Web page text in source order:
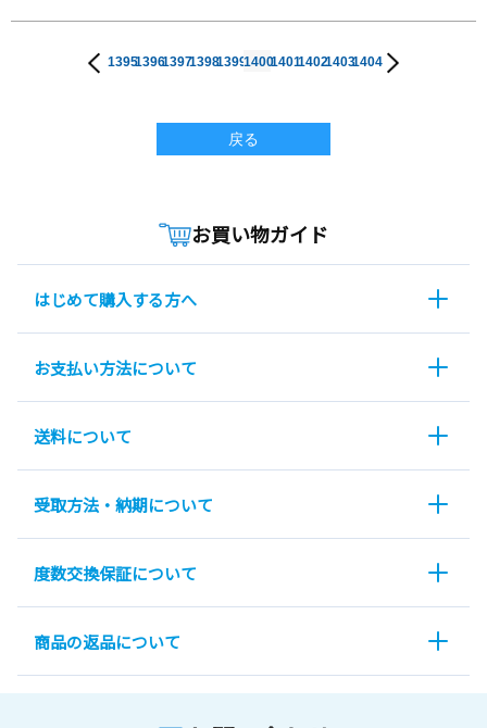
1395139613971398139914001401140214031404
戻る
お買い物ガイド
はじめて購入する方へ
お支払い方法について
送料について
受取方法・納期について
度数交換保証について
商品の返品について